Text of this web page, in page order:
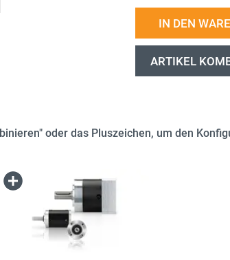
IN DEN
ARTIKEL
oder das Pluszeichen, um den